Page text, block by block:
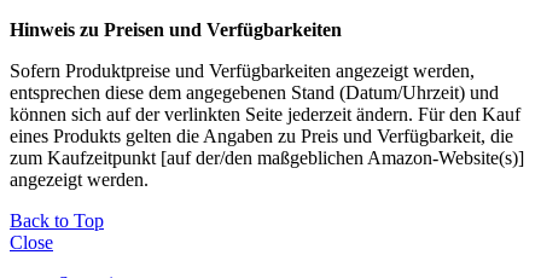
Hinweis zu Preisen und Verfügbarkeiten
Sofern Produktpreise und Verfügbarkeiten angezeigt werden,
entsprechen diese dem angegebenen Stand (Datum/Uhrzeit) und
können sich auf der verlinkten Seite jederzeit ändern. Für den Kauf
eines Produkts gelten die Angaben zu Preis und Verfügbarkeit, die
zum Kaufzeitpunkt [auf der/den maßgeblichen Amazon-Website(s)]
angezeigt werden.
Back to Top
Close